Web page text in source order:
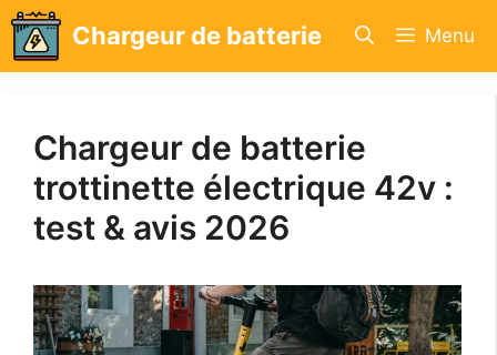
Aller
contenu
Chargeur de batterie Menu
Chargeur de batterie
trottinette électrique 42v :
test & avis 2026